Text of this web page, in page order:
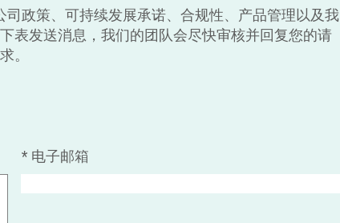
政策、可持续发展承诺、合规性、产品管理以及我
表发送消息，我们的团队会尽快审核并回复您的请
求。
* 电子邮箱